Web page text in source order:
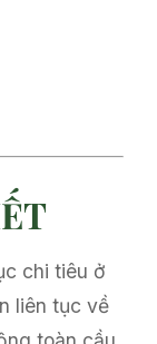
chi tiêu ở
liên tục về